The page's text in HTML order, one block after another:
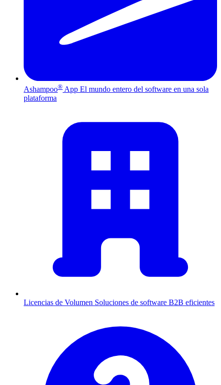
Ashampoo® App El mundo entero del software en una sola
plataforma
Licencias de Volumen Soluciones de software B2B eficientes